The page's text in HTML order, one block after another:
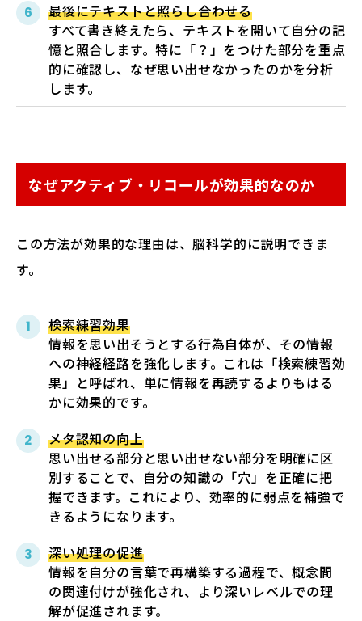
最後にテキストと照らし合わせる
すべて書き終えたら、テキストを開いて自分の記
憶と照合します。特に「？」をつけた部分を重点
的に確認し、なぜ思い出せなかったのかを分析
します。
なぜアクティブ・リコールが効果的なのか
この方法が効果的な理由は、脳科学的に説明できま
す。
検索練習効果
情報を思い出そうとする行為自体が、その情報
への神経経路を強化します。これは「検索練習効
果」と呼ばれ、単に情報を再読するよりもはる
かに効果的です。
メタ認知の向上
思い出せる部分と思い出せない部分を明確に区
別することで、自分の知識の「穴」を正確に把
握できます。これにより、効率的に弱点を補強で
きるようになります。
深い処理の促進
情報を自分の言葉で再構築する過程で、概念間
の関連付けが強化され、より深いレベルでの理
解が促進されます。